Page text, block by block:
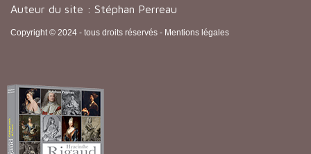
Auteur du site : Stéphan Perreau
Copyright © 2024 - tous droits réservés - Mentions légales